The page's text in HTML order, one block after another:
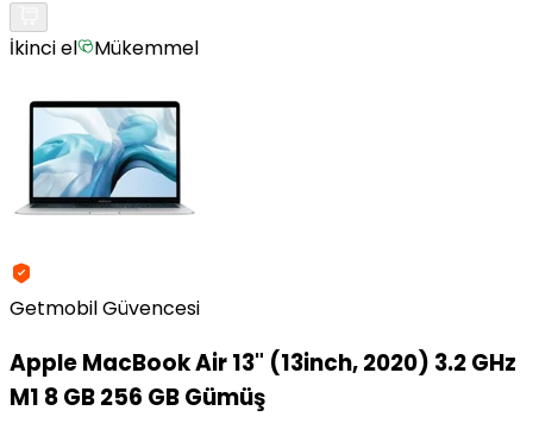
İkinci el Mükemmel
Getmobil Güvencesi
AppleMacBook Air 13" (13inch, 2020) 3.2 GHz
M1 8 GB 256 GB Gümüş